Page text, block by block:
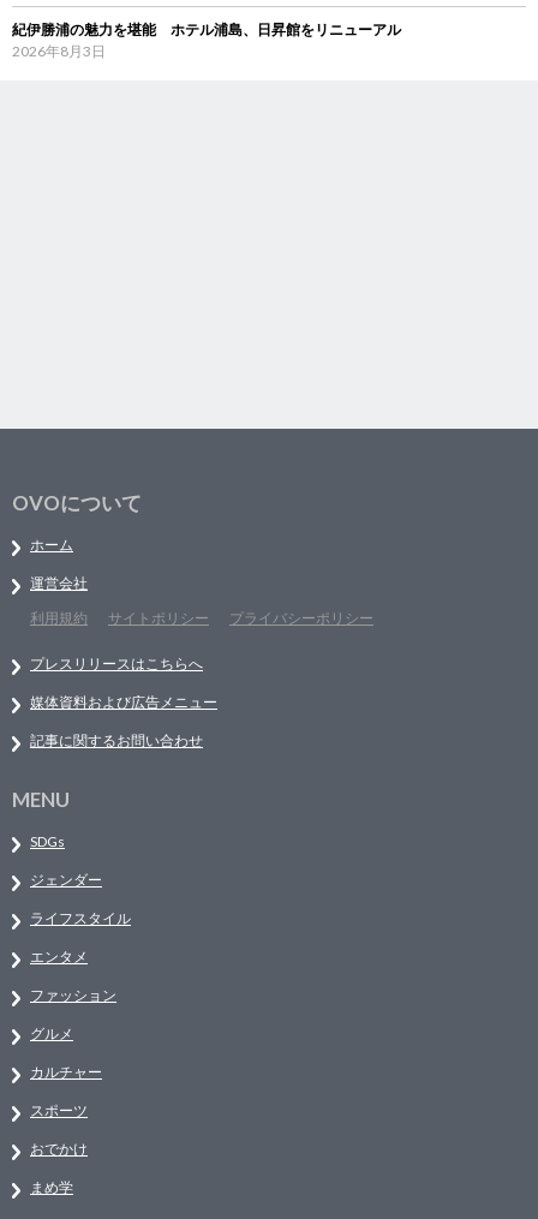
紀伊勝浦の魅力を堪能 ホテル浦島、日昇館をリニューアル
2026年8月3日
OVOについて
ホーム
運営会社
利用規約
サイトポリシー プライバシーポリシー
プレスリリースはこちらへ
媒体資料および広告メニュー
記事に関するお問い合わせ
MENU
SDGs
ジェンダー
ライフスタイル
エンタメ
ファッション
グルメ
カルチャー
スポーツ
おでかけ
まめ学